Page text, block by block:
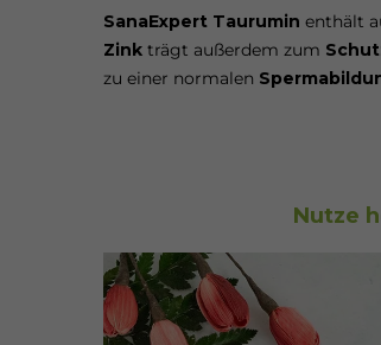
SanaExpert Taurumin enthält
Zink trägt außerdem zum
zu einer normalen
Nutze